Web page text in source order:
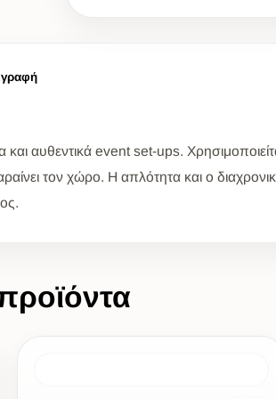
αυθεντικά event set-ups.
τον χώρο. Η απλότητα και ο